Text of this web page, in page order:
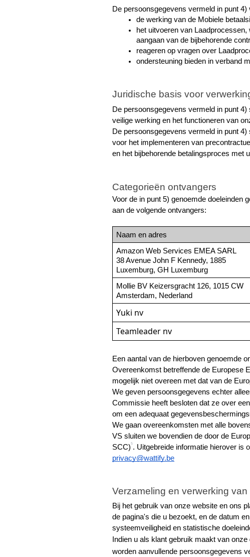
De persoonsgegevens vermeld in punt
de werking van de Mobiele
het uitvoeren van
aangaan van de bijbehorende
reageren op vragen over
ondersteuning bieden in verband
Juridische basis voor
De persoonsgegevens vermeld in punt
veilige werking en het functioneren van
De persoonsgegevens vermeld in punt
voor het implementeren van
en het bijbehorende betalingsproces met
Categorieën ontvangers
Voor de in punt 5) genoemde doeleinden
aan de volgende ontvangers:
Naam en adres
Amazon Web Services EMEA SARL
38 Avenue John F Kennedy, 1885
Luxemburg, GH Luxemburg
Mollie BV Keizersgracht 126, 1015 CW
Amsterdam, Nederland
Yuki nv
Teamleader nv
Een aantal van de hierboven genoemde
Overeenkomst betreffende de Europese
mogelijk niet overeen met dat van de
We geven persoonsgegevens echter
Commissie heeft besloten dat ze over
om een adequaat
We gaan overeenkomsten met alle
VS sluiten we bovendien de door de
SCC)5. Uitgebreide informatie hierover is
privacy@wattify.be
Verzameling en verwerking
Bij het gebruik van onze website en ons
de pagina's die u bezoekt, en de datum
systeemveiligheid en statistische
Indien u als klant gebruik maakt van
worden aanvullende persoonsgegevens